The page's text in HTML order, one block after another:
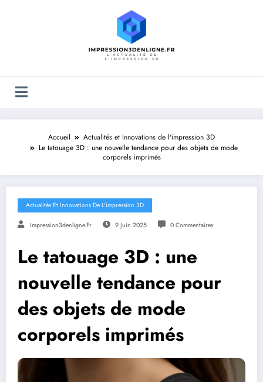
Accueil
Actualités et Innovations de l'impression 3D
Le tatouage 3D : une nouvelle tendance pour des objets de mode
corporels imprimés
Actualités Et Innovations De L'impression 3D
Impression3denligne.fr 9 Juin 2025 0 Commentaires
Le tatouage 3D : une
nouvelle tendance pour
des objets de mode
corporels imprimés